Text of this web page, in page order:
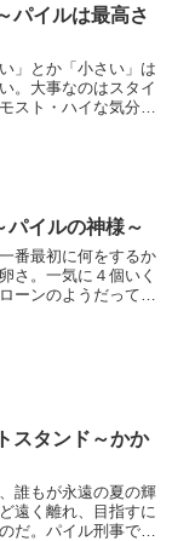
パイルは最高さ
」とか「小さい」は
。大事なのはスタイ
スト・ハイな気分で
パイルの神様～
番最初に何をするか
さ。一気に４個いく
ーンのようだって？
スタンド～かか
誰もが永遠の夏の輝
遠く離れ、目指すに
だ。パイル刑事で